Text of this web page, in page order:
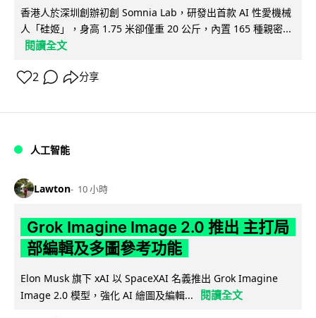
香港人於深圳創辦初創 Somnia Lab，研發出首款 AI 性愛機械
人「硅姬」，身高 1.75 米卻僅重 20 公斤，內置 165 種親密...
閱讀全文
2 分享
人工智能
Lawton 10 小時
Grok Imagine Image 2.0 推出 主打局
部編輯及多圖參考功能
Elon Musk 旗下 xAI 以 SpaceXAI 名義推出 Grok Imagine
Image 2.0 模型，強化 AI 繪圖及編輯...
閱讀全文